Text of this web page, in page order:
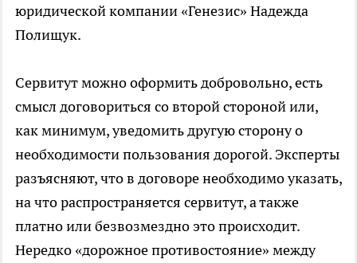
юридической компании «Генезис» Надежда
Полищук.
Сервитут можно оформить добровольно, есть
смысл договориться со второй стороной или,
как минимум, уведомить другую сторону о
необходимости пользования дорогой. Эксперты
разъясняют, что в договоре необходимо указать,
на что распространяется сервитут, а также
платно или безвозмездно это происходит.
Нередко «дорожное противостояние» между